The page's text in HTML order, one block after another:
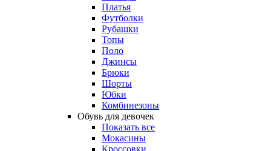
Платья
Футболки
Рубашки
Топы
Поло
Джинсы
Брюки
Шорты
Юбки
Комбинезоны
Обувь для девочек
Показать все
Мокасины
Кроссовки